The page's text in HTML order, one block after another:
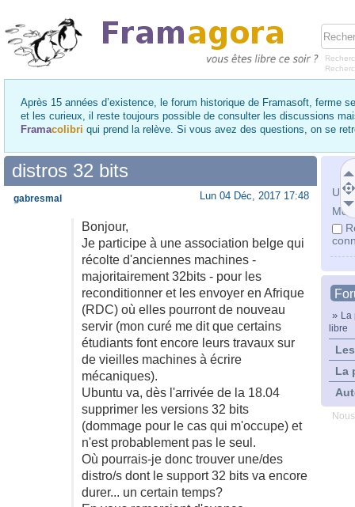
Après 15 années d’existence, le forum historique de Framasoft, ferme
et les curieux, il reste toujours possible de consulter les discussions
Framacolibri qui prend la relève. Si vous avez des questions, on se
Mot
» La
libre
La
distros 32 bits
Lun 04 Déc, 2017 17:48
Bonjour,
Je participe à une association belge qui
récolte d'anciennes machines -
majoritairement 32bits - pour les
reconditionner et les envoyer en Afrique
(RDC) où elles pourront de nouveau
servir (mon curé me dit que certains
étudiants font encore leurs travaux sur
de vieilles machines à écrire
mécaniques).
Ubuntu va, dès l'arrivée de la 18.04
supprimer les versions 32 bits
(dommage pour le cas qui m'occupe) et
n'est probablement pas le seul.
Où pourrais-je donc trouver une/des
distro/s dont le support 32 bits va encore
durer... un certain temps?
gabresmal